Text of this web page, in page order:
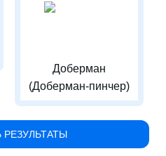
Доберман
(Доберман-пинчер)
РЕЗУЛЬТАТЫ